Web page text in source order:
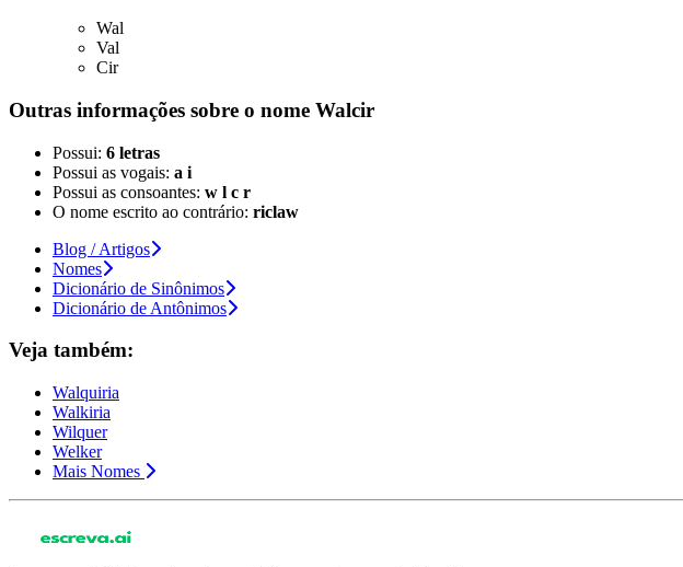
Wal
Val
Cir
Outras informações sobre o nome Walcir
Possui: 6 letras
Possui as vogais: a i
Possui as consoantes: w l c r
O nome escrito ao contrário: riclaw
Blog / Artigos
Nomes
Dicionário de Sinônimos
Dicionário de Antônimos
Veja também:
Walquiria
Walkiria
Wilquer
Welker
Mais Nomes